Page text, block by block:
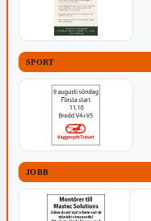
SPORT
JOBB